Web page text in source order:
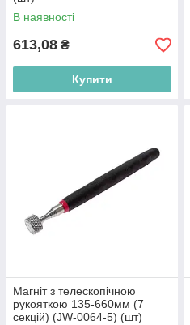
В наявності
613,08 ₴
Купити
Магніт з телескопічною
рукояткою 135-660мм (7
секцій) (JW-0064-5) (шт)